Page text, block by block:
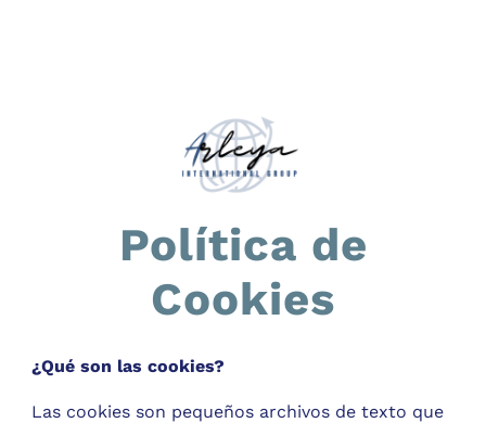
Política de
Cookies
¿Qué son las cookies?
Las cookies son pequeños archivos de texto que